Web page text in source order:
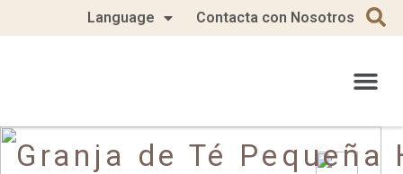
Language Contacta con Nosotros
Granja de Té Pequeña